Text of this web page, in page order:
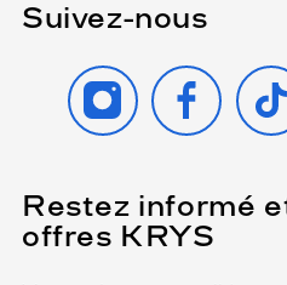
Suivez-nous
INSTAGRAMFACEBOOK
Restez informé
offres KRYS
Name
(Ce
champ
est
obligatoire)